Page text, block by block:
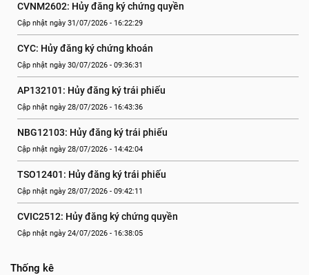
CVNM2602: Hủy đăng ký chứng quyền
Cập nhật ngày 31/07/2026 - 16:22:29
CYC: Hủy đăng ký chứng khoán
Cập nhật ngày 30/07/2026 - 09:36:31
AP132101: Hủy đăng ký trái phiếu
Cập nhật ngày 28/07/2026 - 16:43:36
NBG12103: Hủy đăng ký trái phiếu
Cập nhật ngày 28/07/2026 - 14:42:04
TSO12401: Hủy đăng ký trái phiếu
Cập nhật ngày 28/07/2026 - 09:42:11
CVIC2512: Hủy đăng ký chứng quyền
Cập nhật ngày 24/07/2026 - 16:38:05
Thống kê